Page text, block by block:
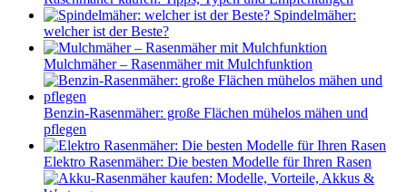
Spindelmäher:
welcher ist der Beste?
Mulchmäher – Rasenmäher mit Mulchfunktion
Benzin-Rasenmäher: große Flächen mühelos mähen und
pflegen
Elektro Rasenmäher: Die besten Modelle für Ihren Rasen